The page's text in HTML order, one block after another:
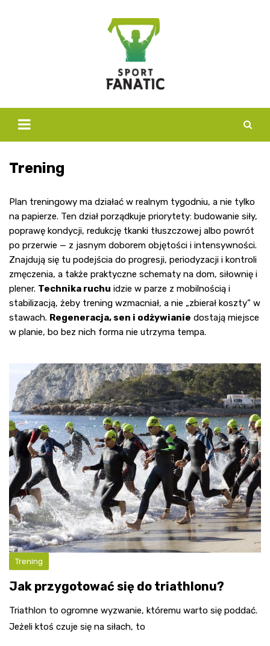
Trening
Plan treningowy ma działać w realnym tygodniu, a nie tylko
na papierze. Ten dział porządkuje priorytety: budowanie siły,
poprawę kondycji, redukcję tkanki tłuszczowej albo powrót
po przerwie — z jasnym doborem objętości i intensywności.
Znajdują się tu podejścia do progresji, periodyzacji i kontroli
zmęczenia, a także praktyczne schematy na dom, siłownię i
plener. Technika ruchu idzie w parze z mobilnością i
stabilizacją, żeby trening wzmacniał, a nie „zbierał koszty” w
stawach. Regeneracja, sen i odżywianie dostają miejsce
w planie, bo bez nich forma nie utrzyma tempa.
Trening
Jak przygotować się do triathlonu?
Triathlon to ogromne wyzwanie, któremu warto się poddać.
Jeżeli ktoś czuje się na siłach, to